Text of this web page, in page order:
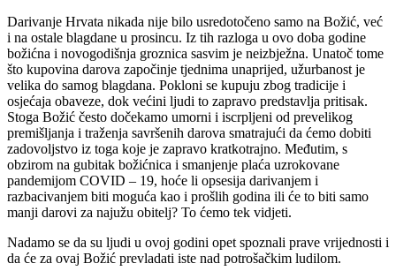
Darivanje Hrvata nikada nije bilo usredotočeno samo na Božić, već
i na ostale blagdane u prosincu. Iz tih razloga u ovo doba godine
božićna i novogodišnja groznica sasvim je neizbježna. Unatoč tome
što kupovina darova započinje tjednima unaprijed, užurbanost je
velika do samog blagdana. Pokloni se kupuju zbog tradicije i
osjećaja obaveze, dok većini ljudi to zapravo predstavlja pritisak.
Stoga Božić često dočekamo umorni i iscrpljeni od prevelikog
premišljanja i traženja savršenih darova smatrajući da ćemo dobiti
zadovoljstvo iz toga koje je zapravo kratkotrajno. Međutim, s
obzirom na gubitak božićnica i smanjenje plaća uzrokovane
pandemijom COVID – 19, hoće li opsesija darivanjem i
razbacivanjem biti moguća kao i prošlih godina ili će to biti samo
manji darovi za najužu obitelj? To ćemo tek vidjeti.
Nadamo se da su ljudi u ovoj godini opet spoznali prave vrijednosti i
da će za ovaj Božić prevladati iste nad potrošačkim ludilom.